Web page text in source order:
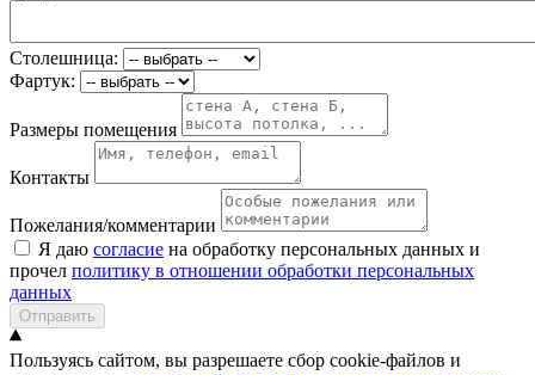
Столешница:
Фартук:
Размеры помещения
Контакты
Пожелания/комментарии
Я даю согласие на обработку персональных данных и
прочел политику в отношении обработки персональных
данных
Отправить
Пользуясь сайтом, вы разрешаете сбор cookie-файлов и